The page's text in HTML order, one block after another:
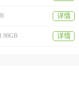
详情
1.90GB 详情